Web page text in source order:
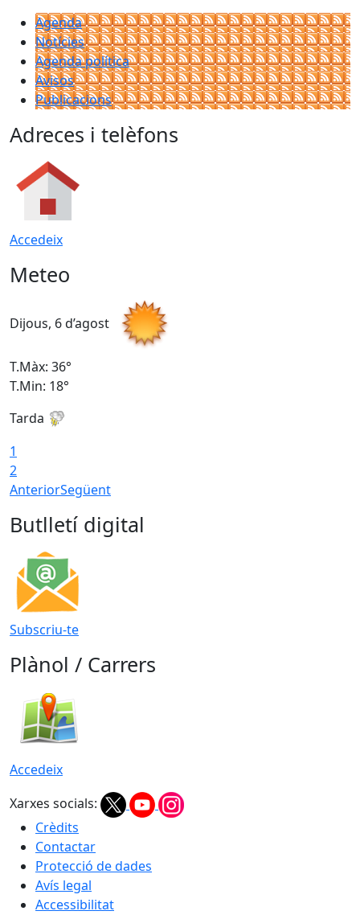
Agenda
Notícies
Agenda política
Avisos
Publicacions
Adreces i telèfons
Accedeix
Meteo
Dijous, 6 d’agost
T.Màx: 36°
T.Min: 18°
Tarda
1
2
AnteriorSegüent
Butlletí digital
Subscriu-te
Plànol / Carrers
Accedeix
Xarxes socials:
Crèdits
Contactar
Protecció de dades
Avís legal
Accessibilitat